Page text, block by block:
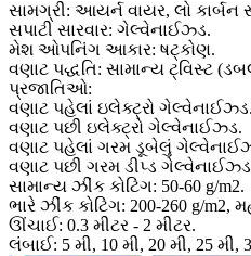
સામગ્રી: આયર્ન વાયર, લો કાર્બન
સપાટી સારવાર: ગેલ્વેનાઈઝ્ડ.
મેશ ઓપનિંગ આકાર: ષટ્કોણ.
વણાટ પદ્ધતિ: સામાન્ય ટ્વિસ્ટ
પ્રજાતિઓ:
વણાટ પહેલાં ઇલેક્ટ્રો ગેલ્વેનાઈઝ્ડ.
વણાટ પછી ઇલેક્ટ્રો ગેલ્વેનાઈઝ્ડ.
વણાટ પહેલાં ગરમ ​​ડૂબેલું
વણાટ પછી ગરમ ડીપ્ડ
સામાન્ય ઝીંક કોટિંગ: 50-60 g/m2.
ભારે ઝીંક કોટિંગ: 200-260 g/m2,
ઊંચાઈ: 0.3 મીટર - 2 મીટર.
લંબાઈ: 5 મી, 10 મી, 20 મી, 25 મી,